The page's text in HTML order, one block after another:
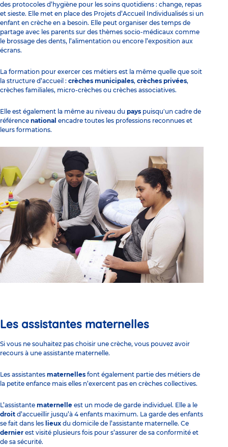
des protocoles d’hygiène pour les soins quotidiens : change, repas
et sieste. Elle met en place des Projets d’Accueil Individualisés si un
enfant en crèche en a besoin. Elle peut organiser des temps de
partage avec les parents sur des thèmes socio-médicaux comme
le brossage des dents, l’alimentation ou encore l’exposition aux
écrans.
La formation pour exercer ces métiers est la même quelle que soit
la structure d’accueil : crèches municipales, crèches privées,
crèches familiales, micro-crèches ou crèches associatives.
Elle est également la même au niveau du pays puisqu'un cadre de
référence national encadre toutes les professions reconnues et
leurs formations.
Les assistantes maternelles
Si vous ne souhaitez pas choisir une crèche, vous pouvez avoir
recours à une assistante maternelle.
Les assistantes maternelles font également partie des métiers de
la petite enfance mais elles n’exercent pas en crèches collectives.
L’assistante maternelle est un mode de garde individuel. Elle a le
droit d’accueillir jusqu’à 4 enfants maximum. La garde des enfants
se fait dans les lieux du domicile de l’assistante maternelle. Ce
dernier est visité plusieurs fois pour s’assurer de sa conformité et
de sa sécurité.